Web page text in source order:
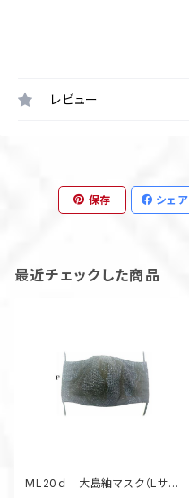
レビュー
保存 シェア
最近チェックした商品
ML20ｄ 大島紬マスク（Lサイ